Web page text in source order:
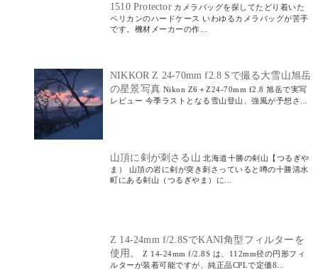
1510 Protector カメラバッグを探してたどり着いた
ペリカンのハードケース いわゆるカメラバッグが苦手
です。機材メーカーの作...
NIKKOR Z 24-70mm f2.8 Sで撮る大雪山旭岳
の星景写真 Nikon Z6＋Z24-70mm f2.8 旭岳で実写
レビュー 今季ラストとなる雪山登山、強風が予想さ...
山頂に剣が刺さる山 北海道十勝の剣山【つるぎや
ま） 山頂の岩に剣が突き刺さっていると噂の十勝清水
町にある剣山（つるぎやま）に...
Z 14-24mm f/2.8SでKANI角型フィルターを
使用。
Z 14-24mm f/2.8S は、112mm径の円形フィ
ルターが装着可能ですが、純正品CPLで定価8...